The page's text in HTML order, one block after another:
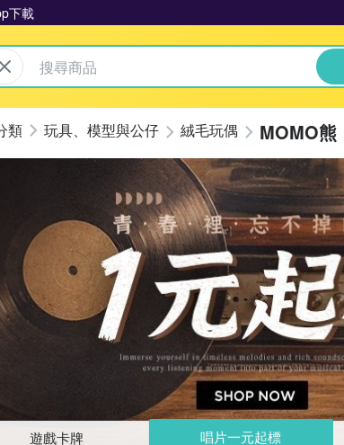
下載
玩具、模型與公仔 絨毛玩偶 MOMO熊
遊戲卡牌 唱片一元起標